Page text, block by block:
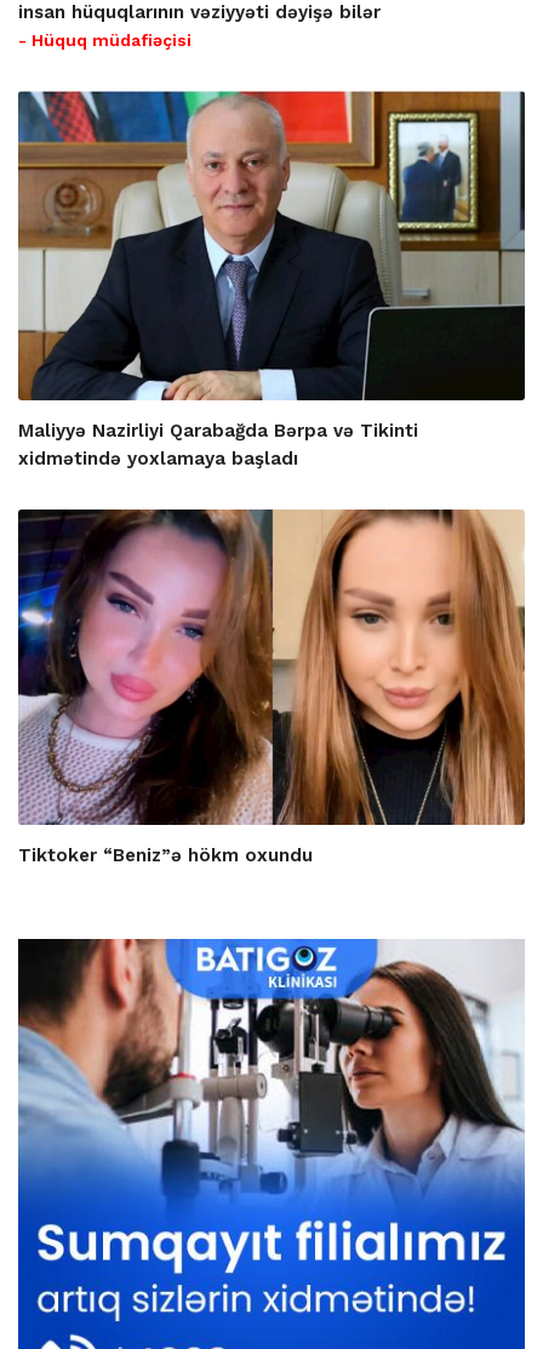
insan hüquqlarının vəziyyəti dəyişə bilər
- Hüquq müdafiəçisi
Maliyyə Nazirliyi Qarabağda Bərpa və Tikinti
xidmətində yoxlamaya başladı
Tiktoker “Beniz”ə hökm oxundu